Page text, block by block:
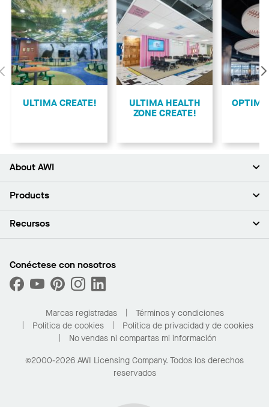
Anterior
ULTIMA CREATE!
ULTIMA HEALTH
ZONE CREATE!
OPTIMA
About AWI
Acerca de nosotros
Sala de prensa
Sustentabilidad
¿Cuáles son mis opciones de compra?
Products
Plafones
Capacidades personalizadas
Desempeño
Recursos
Buscar un distribuidor
Solicitar muestras
Compre en línea con Kanopi
Para el hogar
Conéctese con nosotros
Marcas registradas
Términos y condiciones
Política de cookies
Política de privacidad y de cookies
No vendas ni compartas mi información
©2000-2026 AWI Licensing Company. Todos los derechos
reservados